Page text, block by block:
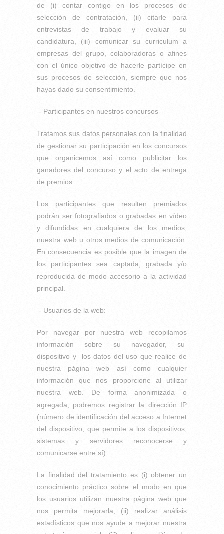
de (i) contar contigo en los procesos de
selección de contratación, (ii) citarle para
entrevistas de trabajo y evaluar su
candidatura, (iii) comunicar su curriculum a
empresas del grupo, colaboradoras o afines
con el único objetivo de hacerle partícipe en
sus procesos de selección, siempre que nos
hayas dado su consentimiento.
- Participantes en nuestros concursos
Tratamos sus datos personales con la finalidad
de gestionar su participación en los concursos
que organicemos así como publicitar los
ganadores del concurso y el acto de entrega
de premios.
Los participantes que resulten premiados
podrán ser fotografiados o grabadas en vídeo
y difundidas en cualquiera de los medios,
nuestra web u otros medios de comunicación.
En consecuencia es posible que la imagen de
los participantes sea captada, grabada y/o
reproducida de modo accesorio a la actividad
principal.
- Usuarios de la web:
Por navegar por nuestra web recopilamos
información sobre su navegador, su
dispositivo y los datos del uso que realice de
nuestra página web así como cualquier
información que nos proporcione al utilizar
nuestra web. De forma anonimizada o
agregada, podremos registrar la dirección IP
(número de identificación del acceso a Internet
del dispositivo, que permite a los dispositivos,
sistemas y servidores reconocerse y
comunicarse entre sí).
La finalidad del tratamiento es (i) obtener un
conocimiento práctico sobre el modo en que
los usuarios utilizan nuestra página web que
nos permita mejorarla; (ii) realizar análisis
estadísticos que nos ayude a mejorar nuestra